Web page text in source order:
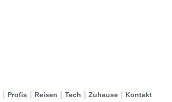
Profis Reisen Tech Zuhause Kontakt